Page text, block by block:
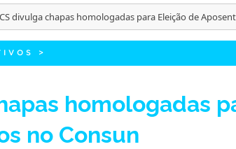
divulga chapas homologadas para Eleição de
>
homologadas
no Consun